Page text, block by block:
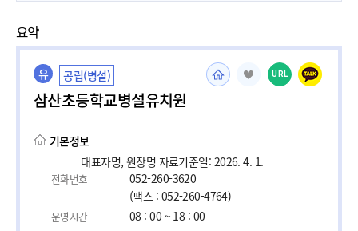
요약
유 공립(병설)
삼산초등학교병설유치원
URL
기본정보
대표자명, 원장명 자료기준일: 2026. 4. 1.
전화번호
052-260-3620
(팩스 : 052-260-4764)
운영시간 08 : 00 ~ 18 : 00